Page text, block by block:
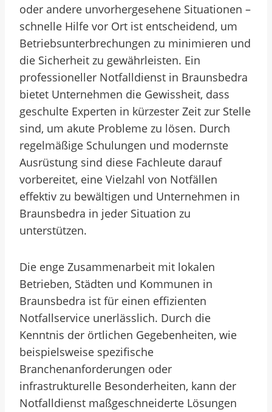
oder andere unvorhergesehene Situationen –
schnelle Hilfe vor Ort ist entscheidend, um
Betriebsunterbrechungen zu minimieren und
die Sicherheit zu gewährleisten. Ein
professioneller Notfalldienst in Braunsbedra
bietet Unternehmen die Gewissheit, dass
geschulte Experten in kürzester Zeit zur Stelle
sind, um akute Probleme zu lösen. Durch
regelmäßige Schulungen und modernste
Ausrüstung sind diese Fachleute darauf
vorbereitet, eine Vielzahl von Notfällen
effektiv zu bewältigen und Unternehmen in
Braunsbedra in jeder Situation zu
unterstützen.
Die enge Zusammenarbeit mit lokalen
Betrieben, Städten und Kommunen in
Braunsbedra ist für einen effizienten
Notfallservice unerlässlich. Durch die
Kenntnis der örtlichen Gegebenheiten, wie
beispielsweise spezifische
Branchenanforderungen oder
infrastrukturelle Besonderheiten, kann der
Notfalldienst maßgeschneiderte Lösungen